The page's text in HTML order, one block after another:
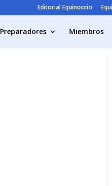
Editorial Equinoccio
Preparadores Miembros